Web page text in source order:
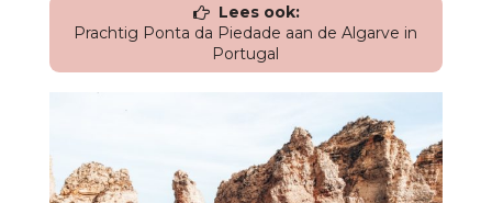
Lees ook:
Prachtig Ponta da Piedade aan de Algarve in
Portugal